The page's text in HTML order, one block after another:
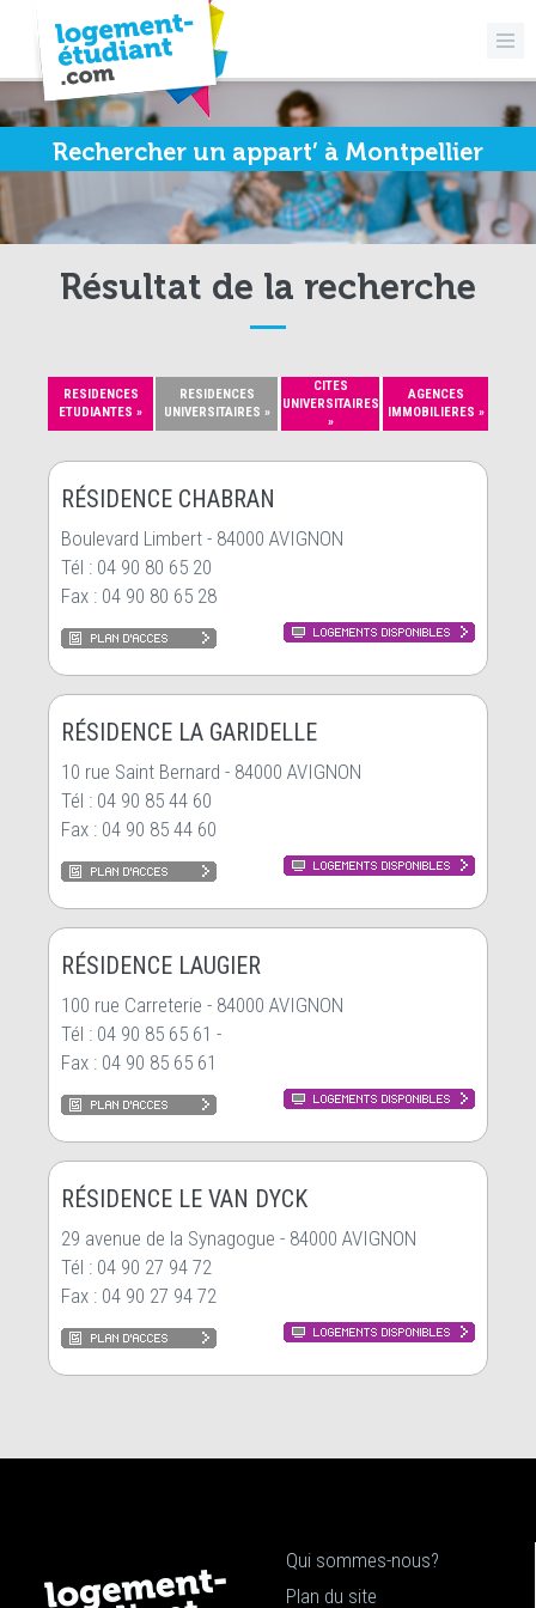
Rechercher un appart’ à Montpellier
Résultat de la recherche
RESIDENCES
ETUDIANTES »
RESIDENCES
UNIVERSITAIRES »
CITES
UNIVERSITAIRES
»
AGENCES
IMMOBILIERES »
RÉSIDENCE CHABRAN
Boulevard Limbert - 84000 AVIGNON
Tél : 04 90 80 65 20
Fax : 04 90 80 65 28
RÉSIDENCE LA GARIDELLE
10 rue Saint Bernard - 84000 AVIGNON
Tél : 04 90 85 44 60
Fax : 04 90 85 44 60
RÉSIDENCE LAUGIER
100 rue Carreterie - 84000 AVIGNON
Tél : 04 90 85 65 61 -
Fax : 04 90 85 65 61
RÉSIDENCE LE VAN DYCK
29 avenue de la Synagogue - 84000 AVIGNON
Tél : 04 90 27 94 72
Fax : 04 90 27 94 72
Qui sommes-nous?
Plan du site